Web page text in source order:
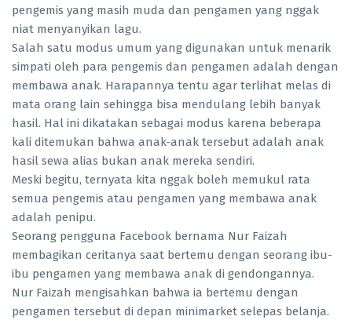
pengemis yang masih muda dan pengamen yang nggak
niat menyanyikan lagu.
Salah satu modus umum yang digunakan untuk menarik
simpati oleh para pengemis dan pengamen adalah dengan
membawa anak. Harapannya tentu agar terlihat melas di
mata orang lain sehingga bisa mendulang lebih banyak
hasil. Hal ini dikatakan sebagai modus karena beberapa
kali ditemukan bahwa anak-anak tersebut adalah anak
hasil sewa alias bukan anak mereka sendiri.
Meski begitu, ternyata kita nggak boleh memukul rata
semua pengemis atau pengamen yang membawa anak
adalah penipu.
Seorang pengguna Facebook bernama Nur Faizah
membagikan ceritanya saat bertemu dengan seorang ibu-
ibu pengamen yang membawa anak di gendongannya.
Nur Faizah mengisahkan bahwa ia bertemu dengan
pengamen tersebut di depan minimarket selepas belanja.